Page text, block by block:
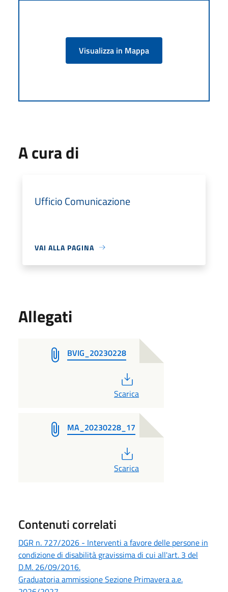
Visualizza in Mappa
A cura di
Ufficio Comunicazione
VAI ALLA PAGINA
Allegati
BVIG_20230228
Scarica
MA_20230228_17
Scarica
Contenuti correlati
DGR n. 727/2026 - Interventi a favore delle persone in
condizione di disabilità gravissima di cui all'art. 3 del
D.M. 26/09/2016.
Graduatoria ammissione Sezione Primavera a.e.